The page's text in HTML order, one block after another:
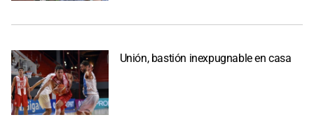
Unión, bastión inexpugnable en casa